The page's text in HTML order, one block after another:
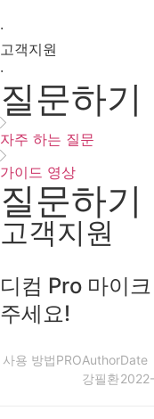
·
고객지원
·
질문하기
자주 하는 질문
가이드 영상
질문하기
고객지원
디컴 Pro 마이
주세요!
사용 방법PROAuthor
강필환
Date